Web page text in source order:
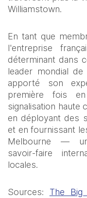
Williamstown.
En tant que
l'entreprise
déterminant dans
leader mondial
apporté son
première fois
signalisation haute
en déployant des
et en fournissant
Melbourne —
savoir‑faire
locales.
Sources: The